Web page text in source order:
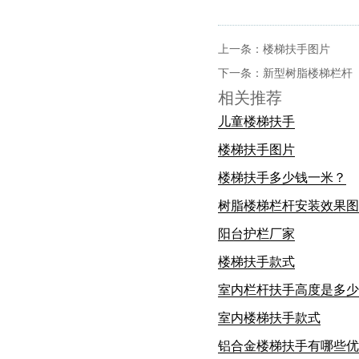
上一条： 楼梯扶手图片
下一条： 新型树脂楼梯栏杆
相关推荐
儿童楼梯扶手
楼梯扶手图片
楼梯扶手多少钱一米？
树脂楼梯栏杆安装效果
阳台护栏厂家
楼梯扶手款式
室内栏杆扶手高度是多少
室内楼梯扶手款式
铝合金楼梯扶手有哪些